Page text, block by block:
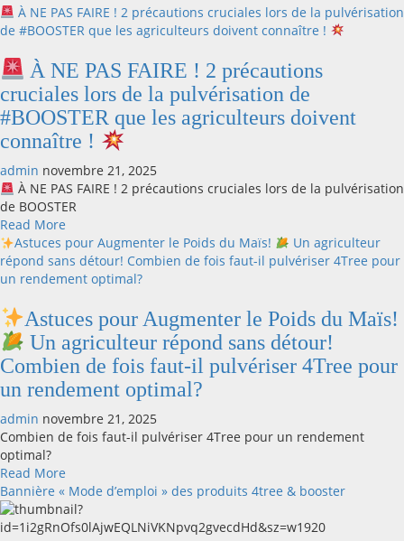
À NE PAS FAIRE ! 2 précautions cruciales lors de la pulvérisation
de #BOOSTER que les agriculteurs doivent connaître !
À NE PAS FAIRE ! 2 précautions
cruciales lors de la pulvérisation de
#BOOSTER que les agriculteurs doivent
connaître !
admin novembre 21, 2025
À NE PAS FAIRE ! 2 précautions cruciales lors de la pulvérisation
de BOOSTER
Read More
more
about
NE
FAIRE
!
2
précautions
cruciales
lors
pulvérisation
de
#BOOSTER
Astuces pour Augmenter le Poids du Maïs!
Un agriculteur
répond sans détour! Combien de fois faut-il pulvériser 4Tree pour
un rendement optimal?
Astuces pour Augmenter le Poids du Maïs!
Un agriculteur répond sans détour!
Combien de fois faut-il pulvériser 4Tree pour
un rendement optimal?
admin novembre 21, 2025
Combien de fois faut-il pulvériser 4Tree pour un rendement
optimal?
Read More
more
about
Bannière « Mode d’emploi » des produits 4tree & booster